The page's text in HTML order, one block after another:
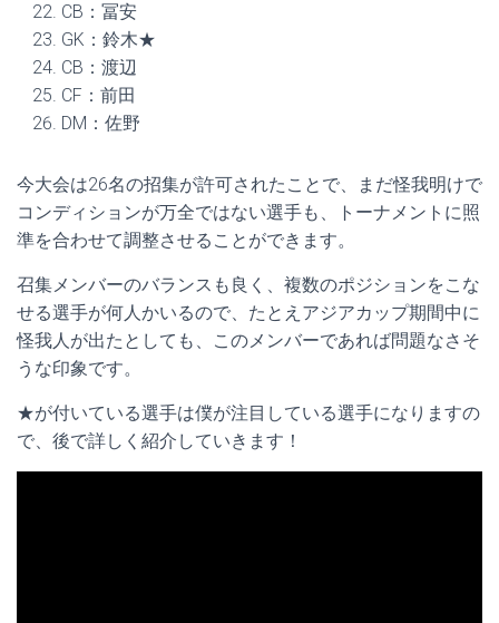
CB：冨安
GK：鈴木★
CB：渡辺
CF：前田
DM：佐野
今大会は26名の招集が許可されたことで、まだ怪我明けで
コンディションが万全ではない選手も、トーナメントに照
準を合わせて調整させることができます。
召集メンバーのバランスも良く、複数のポジションをこな
せる選手が何人かいるので、たとえアジアカップ期間中に
怪我人が出たとしても、このメンバーであれば問題なさそ
うな印象です。
★が付いている選手は僕が注目している選手になりますの
で、後で詳しく紹介していきます！